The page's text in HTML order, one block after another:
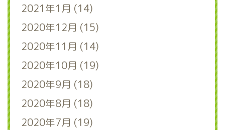
2021年1月 (14)
2020年12月 (15)
2020年11月 (14)
2020年10月 (19)
2020年9月 (18)
2020年8月 (18)
2020年7月 (19)